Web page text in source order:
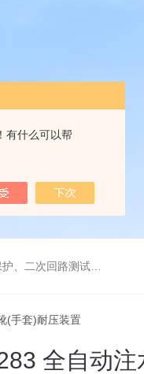
有什么可以帮
二次回路测试、电
(手套)耐压装置
全自动